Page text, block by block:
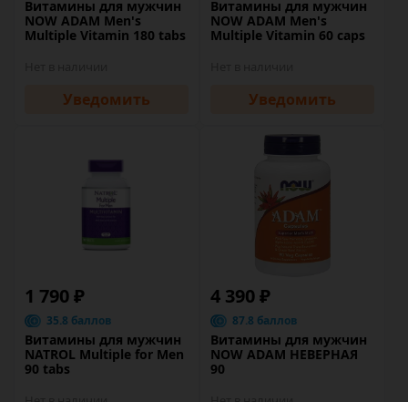
Витамины для мужчин
NOW ADAM Men's
Multiple Vitamin 180 tabs
Уведомить
Витамины для мужчин
NOW ADAM Men's
Multiple Vitamin 60 caps
Уведомить
1 790 ₽
35.8 баллов
Витамины для мужчин
NATROL Multiple for Men
90 tabs
4 390 ₽
87.8 баллов
Витамины для мужчин
NOW ADAM НЕВЕРНАЯ
90